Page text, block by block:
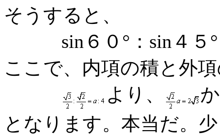
そうすると、
sin６０°：sin４５°
ここで、内項の積と外
より、
となります。本当だ。